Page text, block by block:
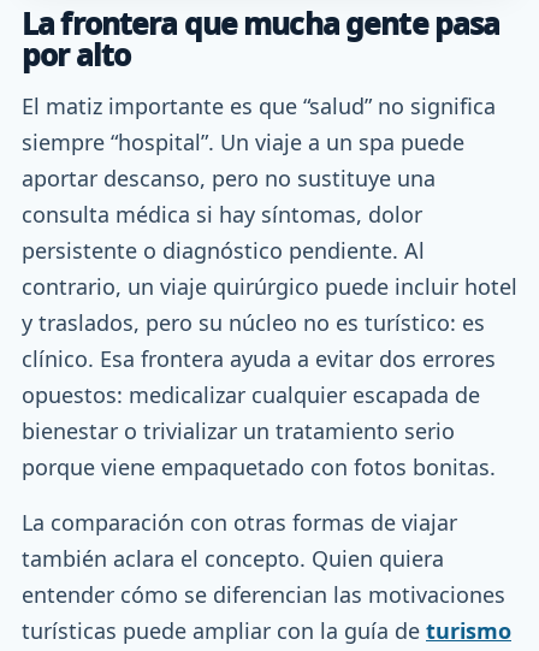
La frontera que mucha gente pasa
por alto
El matiz importante es que “salud” no significa
siempre “hospital”. Un viaje a un spa puede
aportar descanso, pero no sustituye una
consulta médica si hay síntomas, dolor
persistente o diagnóstico pendiente. Al
contrario, un viaje quirúrgico puede incluir hotel
y traslados, pero su núcleo no es turístico: es
clínico. Esa frontera ayuda a evitar dos errores
opuestos: medicalizar cualquier escapada de
bienestar o trivializar un tratamiento serio
porque viene empaquetado con fotos bonitas.
La comparación con otras formas de viajar
también aclara el concepto. Quien quiera
entender cómo se diferencian las motivaciones
turísticas puede ampliar con la guía de turismo